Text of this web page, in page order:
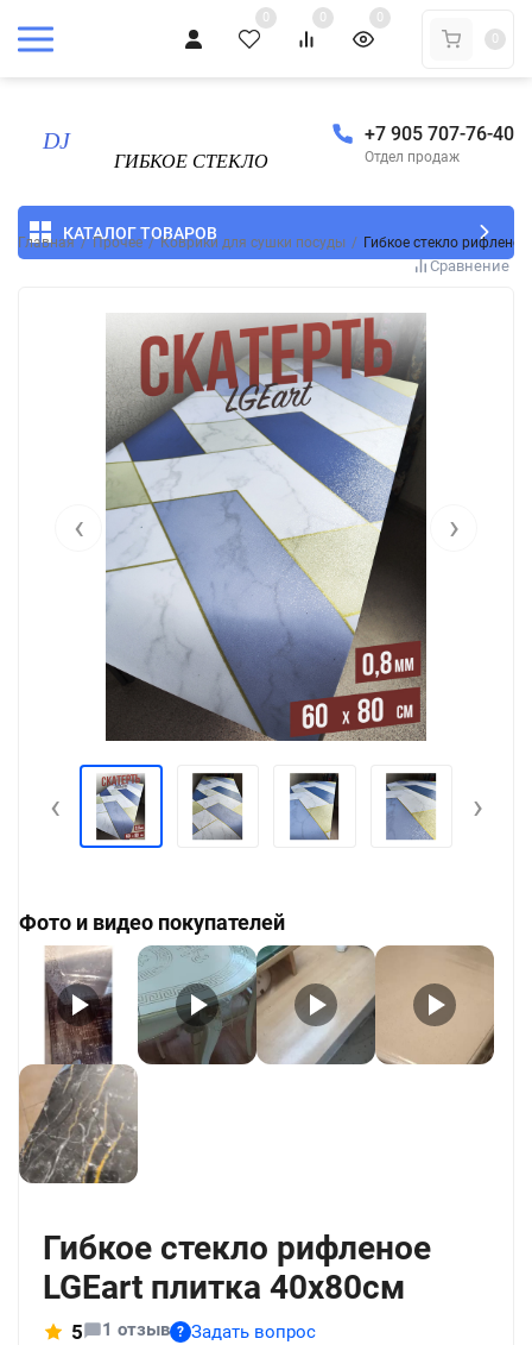
0 0
0
0
+7 905 707-76-40
Отдел продаж
КАТАЛОГ ТОВАРОВ
Главная / Прочее / Коврики для сушки посуды / Гибкое стекло
Сравнение
‹ ›
‹ ›
Фото и видео покупателей
Гибкое стекло рифленое
LGEart плитка 40x80см
5 1 отзыв ? Задать вопрос